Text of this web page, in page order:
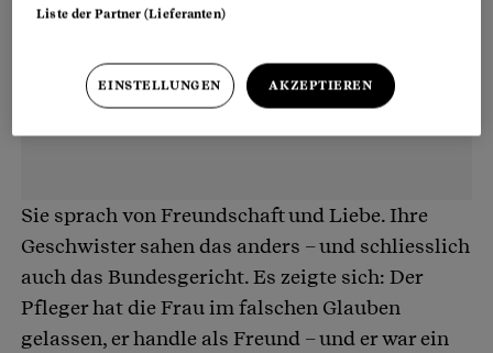
Sie sprach von Freundschaft und Liebe. Ihre
Geschwister sahen das anders – und schliesslich
auch das Bundesgericht. Es zeigte sich: Der
Pfleger hat die Frau im falschen Glauben
gelassen, er handle als Freund – und er war ein
Liste der Partner (Lieferanten)
EINSTELLUNGEN AKZEPTIEREN